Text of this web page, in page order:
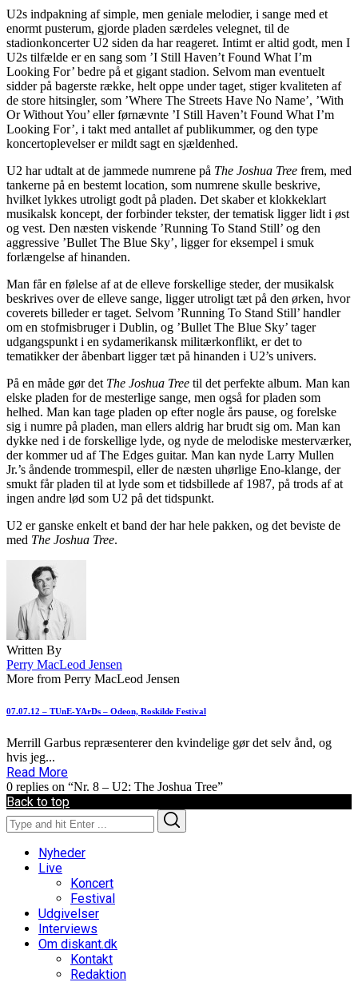
U2s indpakning af simple, men geniale melodier, i sange med et
enormt pusterum, gjorde pladen særdeles velegnet, til de
stadionkoncerter U2 siden da har reageret. Intimt er altid godt, men I
U2s tilfælde er en sang som ’I Still Haven’t Found What I’m
Looking For’ bedre på et gigant stadion. Selvom man eventuelt
sidder på bagerste række, helt oppe under taget, stiger kvaliteten af
de store hitsingler, som ’Where The Streets Have No Name’, ’With
Or Without You’ eller førnævnte ’I Still Haven’t Found What I’m
Looking For’, i takt med antallet af publikummer, og den type
koncertoplevelser er mildt sagt en sjældenhed.
U2 har udtalt at de jammede numrene på The Joshua Tree frem, med
tankerne på en bestemt location, som numrene skulle beskrive,
hvilket lykkes utroligt godt på pladen. Det skaber et klokkeklart
musikalsk koncept, der forbinder tekster, der tematisk ligger lidt i øst
og vest. Den næsten viskende ’Running To Stand Still’ og den
aggressive ’Bullet The Blue Sky’, ligger for eksempel i smuk
forlængelse af hinanden.
Man får en følelse af at de elleve forskellige steder, der musikalsk
beskrives over de elleve sange, ligger utroligt tæt på den ørken, hvor
coverets billeder er taget. Selvom ’Running To Stand Still’ handler
om en stofmisbruger i Dublin, og ’Bullet The Blue Sky’ tager
udgangspunkt i en sydamerikansk militærkonflikt, er det to
tematikker der åbenbart ligger tæt på hinanden i U2’s univers.
På en måde gør det The Joshua Tree til det perfekte album. Man kan
elske pladen for de mesterlige sange, men også for pladen som
helhed. Man kan tage pladen op efter nogle års pause, og forelske
sig i numre på pladen, man ellers aldrig har brudt sig om. Man kan
dykke ned i de forskellige lyde, og nyde de melodiske mesterværker,
der kommer ud af The Edges guitar. Man kan nyde Larry Mullen
Jr.’s åndende trommespil, eller de næsten uhørlige Eno-klange, der
smukt får pladen til at lyde som et tidsbillede af 1987, på trods af at
ingen andre lød som U2 på det tidspunkt.
U2 er ganske enkelt et band der har hele pakken, og det beviste de
med The Joshua Tree.
Written By
Perry MacLeod Jensen
More from Perry MacLeod Jensen
07.07.12 – TUnE-YArDs – Odeon, Roskilde Festival
Merrill Garbus repræsenterer den kvindelige gør det selv ånd, og
hvis jeg...
Read More
0 replies on “Nr. 8 – U2: The Joshua Tree”
Back to top
Search
for:
Nyheder
Live
Koncert
Festival
Udgivelser
Interviews
Om diskant.dk
Kontakt
Redaktion